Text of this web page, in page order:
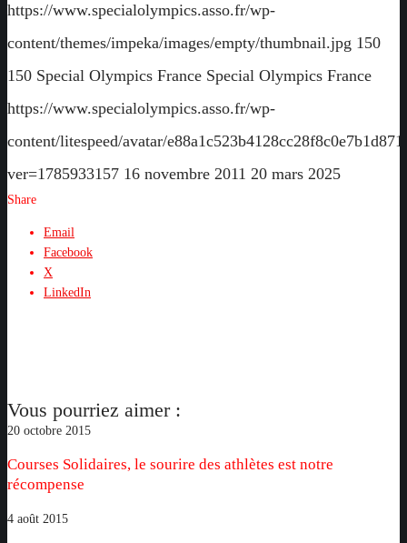
https://www.specialolympics.asso.fr/wp-
content/themes/impeka/images/empty/thumbnail.jpg 150
150 Special Olympics France Special Olympics France
https://www.specialolympics.asso.fr/wp-
content/litespeed/avatar/
ver=1785933157 16 novembre 2011 20 mars 2025
Share
Email
Facebook
X
LinkedIn
Vous pourriez aimer :
Courses
le
sourire
des
20 octobre 2015
Courses Solidaires, le sourire des athlètes est notre
récompense
Jeux
4 août 2015